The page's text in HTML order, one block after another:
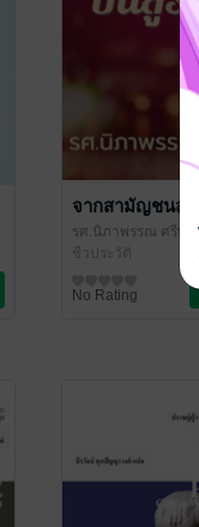
จากสามัญชนสู่ร
รศ.นิภาพรรณ ศรีพง
ชีวประวัติ
No Rating